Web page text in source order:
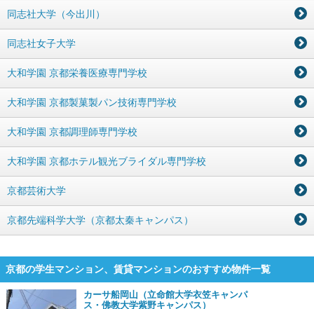
同志社大学（今出川）
同志社女子大学
大和学園 京都栄養医療専門学校
大和学園 京都製菓製パン技術専門学校
大和学園 京都調理師専門学校
大和学園 京都ホテル観光ブライダル専門学校
京都芸術大学
京都先端科学大学（京都太秦キャンパス）
京都の学生マンション、賃貸マンションのおすすめ物件一覧
カーサ船岡山（立命館大学衣笠キャンパ
ス・佛教大学紫野キャンパス）